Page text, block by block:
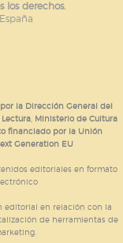
los derechos.
la Dirección General del
Ministerio de Cultura
financiado por la Unión
Generation EU
editoriales en formato
editorial en relación con la
de herramientas de